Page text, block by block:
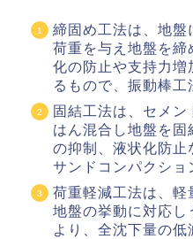
締固め工法は、地盤
荷重を与え地盤を締
化の防止や支持力増
るもので、振動棒工
固結工法は、セメン
はん混合し地盤を
の抑制、液状化防止
サンドコンパクショ
荷重軽減工法は、軽
地盤の挙動に対応し
より、全沈下量の